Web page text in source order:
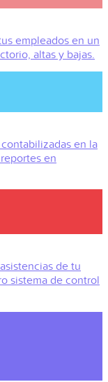
empleados en un
altas y bajas.
en la
en
de tu
sistema de control